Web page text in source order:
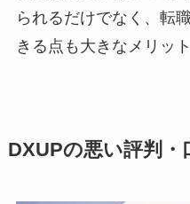
られるだけでなく、転
きる点も大きなメリット
DXUPの悪い評判・